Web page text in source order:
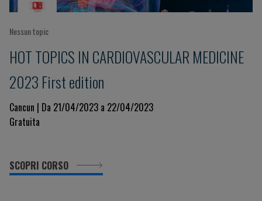
Nessun topic
HOT TOPICS IN CARDIOVASCULAR MEDICINE
2023 First edition
Cancun | Da 21/04/2023 a 22/04/2023
Gratuita
SCOPRI CORSO